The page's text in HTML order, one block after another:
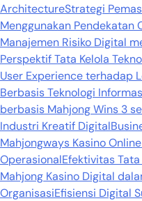
ArchitectureStrategi
Menggunakan Pendekatan
Manajemen Risiko Digital
Perspektif Tata Kelola
User Experience terhadap
Berbasis Teknologi
berbasis Mahjong Wins 3
Industri Kreatif Digital
Mahjongways Kasino
OperasionalEfektivitas
Mahjong Kasino Digital
OrganisasiEfisiensi Digital